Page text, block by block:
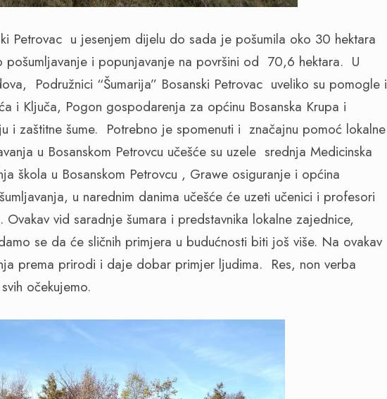
Petrovac u jesenjem dijelu do sada je pošumila oko 30 hektara
pošumljavanje i popunjavanje na površini od 70,6 hektara. U
Podružnici “Šumarija” Bosanski Petrovac uveliko su pomogle i
i Ključa, Pogon gospodarenja za općinu Bosanska Krupa i
i zaštitne šume. Potrebno je spomenuti i značajnu pomoć lokalne
u Bosanskom Petrovcu učešće su uzele srednja Medicinska
škola u Bosanskom Petrovcu , Grawe osiguranje i općina
u narednim danima učešće će uzeti učenici i profesori
vid saradnje šumara i predstavnika lokalne zajednice,
se da će sličnih primjera u budućnosti biti još više. Na ovakav
prema prirodi i daje dobar primjer ljudima. Res, non verba
očekujemo.